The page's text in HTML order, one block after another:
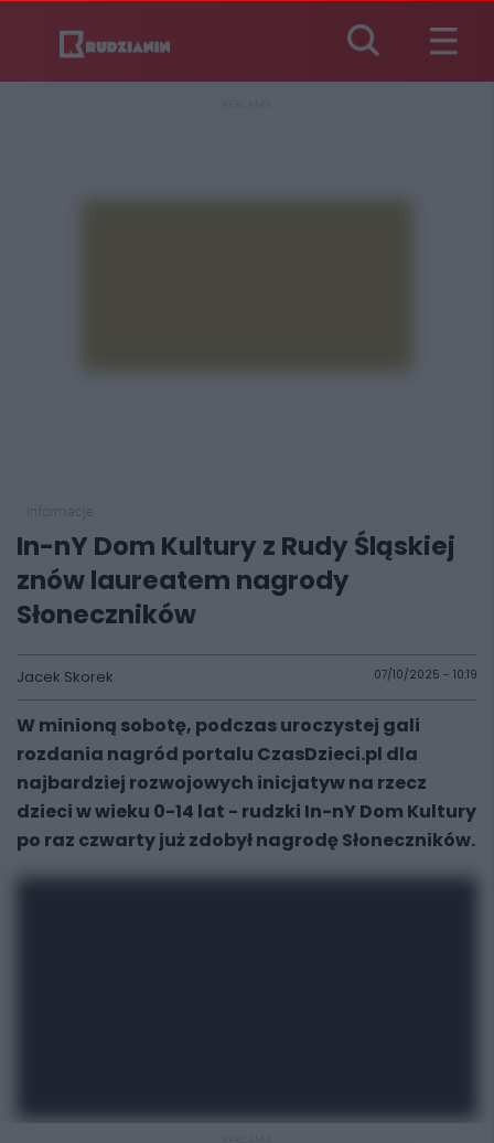
In-nY Dom Kultury z Rudy Śląskiej
znów laureatem nagrody
Słoneczników
Jacek Skorek 07/10/2025 - 10:19
W minioną sobotę, podczas uroczystej gali
rozdania nagród portalu CzasDzieci.pl dla
najbardziej rozwojowych inicjatyw na rzecz
dzieci w wieku 0-14 lat - rudzki In-nY Dom Kultury
po raz czwarty już zdobył nagrodę Słoneczników.